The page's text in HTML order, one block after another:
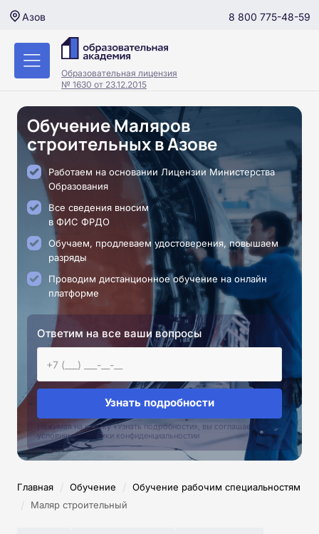
Азов 8 800 775-48-59
Образовательная лицензия
№ 1630 от 23.12.2015
Обучение Маляров
строительных в Азове
Работаем на основании Лицензии Министерства
Образования
Все сведения вносим
в ФИС ФРДО
Обучаем, продлеваем удостоверения, повышаем
разряды
Проводим дистанционное обучение на онлайн
платформе
Ответим на все ваши вопросы
Узнать подробности
Нажимая на кнопку «Узнать подробности», вы соглашаетесь с
условиями политики конфиденциальностии
Главная / Обучение / Обучение рабочим специальностям
/ Маляр строительный